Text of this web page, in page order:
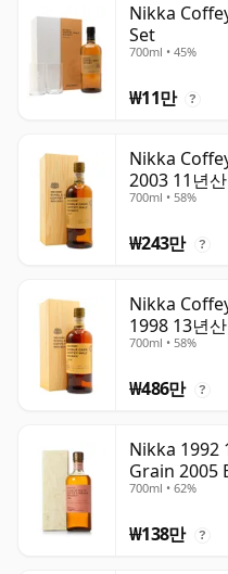
Nikka
Set
700ml • 45%
₩11만 ?
Nikka
2003 11년산
700ml • 58%
₩243만 ?
Nikka
1998 13년산
700ml • 58%
₩486만 ?
Nikka 1992
Grain 2005
700ml • 62%
₩138만 ?